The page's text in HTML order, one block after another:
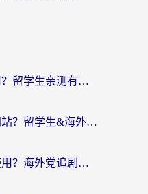
腾讯视频在海外怎么用？留学生亲测有效的回国加速器攻略
在国外如何浏览国内网站？留学生&海外华人的无缝访问指南
人人视频该地区不能使用？海外党追剧看片的终极解决方案来了